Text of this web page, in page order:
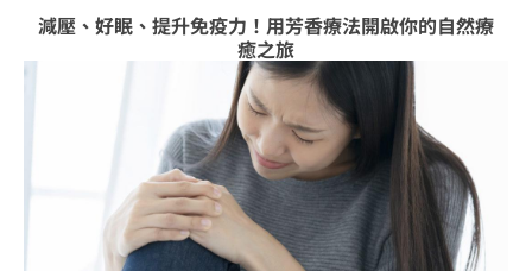
減壓、好眠、提升免疫力！用芳香療法開啟你的自然療
癒之旅